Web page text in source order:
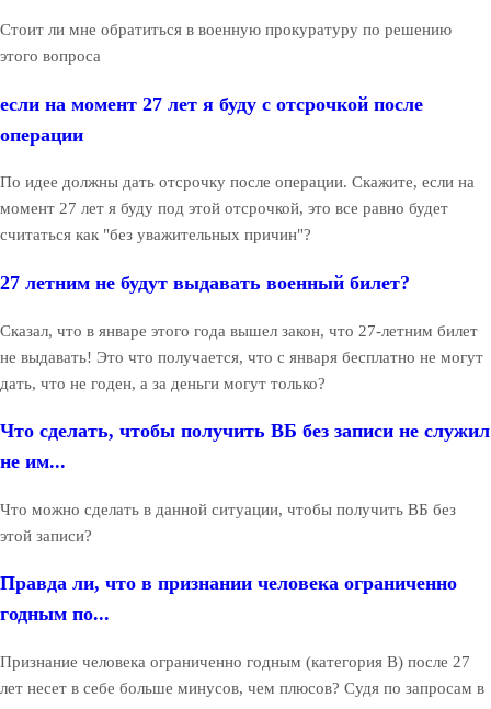
Стоит ли мне обратиться в военную прокуратуру по решению
этого вопроса
если на момент 27 лет я буду с отсрочкой после
операции
По идее должны дать отсрочку после операции. Скажите, если на
момент 27 лет я буду под этой отсрочкой, это все равно будет
считаться как "без уважительных причин"?
27 летним не будут выдавать военный билет?
Сказал, что в январе этого года вышел закон, что 27-летним билет
не выдавать! Это что получается, что с января бесплатно не могут
дать, что не годен, а за деньги могут только?
Что сделать, чтобы получить ВБ без записи не служил
не им...
Что можно сделать в данной ситуации, чтобы получить ВБ без
этой записи?
Правда ли, что в признании человека ограниченно
годным по...
Признание человека ограниченно годным (категория В) после 27
лет несет в себе больше минусов, чем плюсов? Судя по запросам в